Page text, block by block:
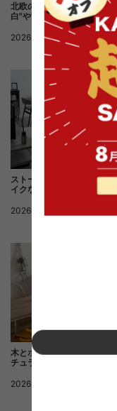
北欧の柔らかさをベースに
白"や"静けさ"を取り入れた
ンディコーディネート
2026.07.28
北欧
ストーン調家具が映える、
イクなグレージュモダン空
2026.07.27
木とホワイトが調和する、
チュラルスタイル
2026.07.21